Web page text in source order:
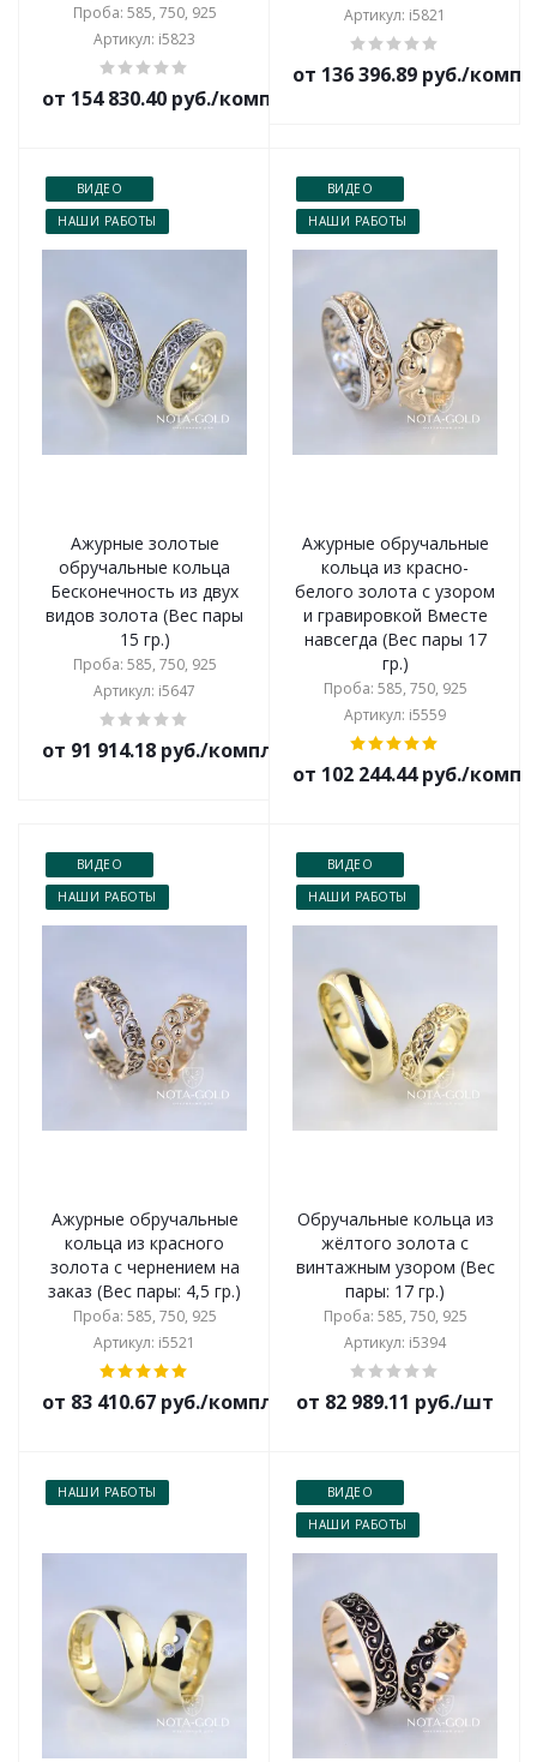
Проба: 585, 750, 925
Артикул: i5823
от 154 830.40 руб./комплект
Артикул: i5821
от 136 396.89 руб./
ВИДЕО
НАШИ РАБОТЫ
Ажурные золотые
обручальные кольца
Бесконечность из двух
видов золота (Вес пары
15 гр.)
Проба: 585, 750, 925
Артикул: i5647
от 91 914.18 руб./комплект
ВИДЕО
НАШИ РАБОТЫ
Ажурные обручальные
кольца из красно-
белого золота с узором
и гравировкой Вместе
навсегда (Вес пары 17
гр.)
Проба: 585, 750, 925
Артикул: i5559
от 102 244.44 руб./
ВИДЕО
НАШИ РАБОТЫ
Ажурные обручальные
кольца из красного
золота с чернением на
заказ (Вес пары: 4,5 гр.)
Проба: 585, 750, 925
Артикул: i5521
от 83 410.67 руб./комплект
ВИДЕО
НАШИ РАБОТЫ
Обручальные кольца из
жёлтого золота с
винтажным узором (Вес
пары: 17 гр.)
Проба: 585, 750, 925
Артикул: i5394
от 82 989.11 руб./шт
НАШИ РАБОТЫ
ВИДЕО
НАШИ РАБОТЫ